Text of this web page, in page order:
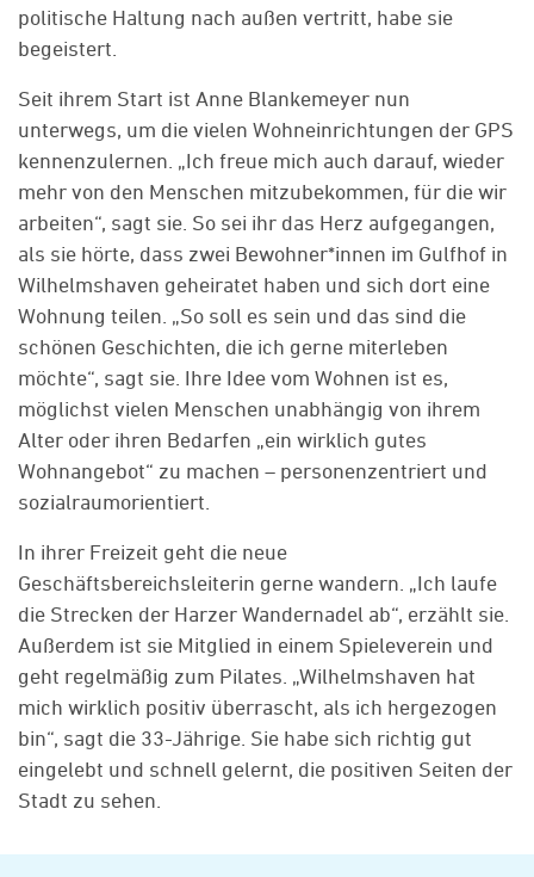
politische Haltung nach außen vertritt, habe sie
begeistert.
Seit ihrem Start ist Anne Blankemeyer nun
unterwegs, um die vielen Wohneinrichtungen der GPS
kennenzulernen. „Ich freue mich auch darauf, wieder
mehr von den Menschen mitzubekommen, für die wir
arbeiten“, sagt sie. So sei ihr das Herz aufgegangen,
als sie hörte, dass zwei Bewohner*innen im Gulfhof in
Wilhelmshaven geheiratet haben und sich dort eine
Wohnung teilen. „So soll es sein und das sind die
schönen Geschichten, die ich gerne miterleben
möchte“, sagt sie. Ihre Idee vom Wohnen ist es,
möglichst vielen Menschen unabhängig von ihrem
Alter oder ihren Bedarfen „ein wirklich gutes
Wohnangebot“ zu machen – personenzentriert und
sozialraumorientiert.
In ihrer Freizeit geht die neue
Geschäftsbereichsleiterin gerne wandern. „Ich laufe
die Strecken der Harzer Wandernadel ab“, erzählt sie.
Außerdem ist sie Mitglied in einem Spieleverein und
geht regelmäßig zum Pilates. „Wilhelmshaven hat
mich wirklich positiv überrascht, als ich hergezogen
bin“, sagt die 33-Jährige. Sie habe sich richtig gut
eingelebt und schnell gelernt, die positiven Seiten der
Stadt zu sehen.